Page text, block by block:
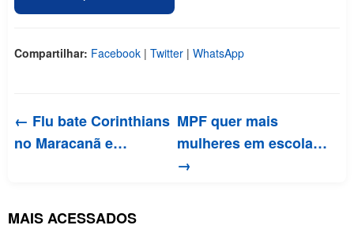
Compartilhar: Facebook | Twitter | WhatsApp
← Flu bate Corinthians
no Maracanã e…
MPF quer mais
mulheres em escola…
→
MAIS ACESSADOS